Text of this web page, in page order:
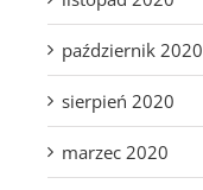
październik 2020
sierpień 2020
marzec 2020